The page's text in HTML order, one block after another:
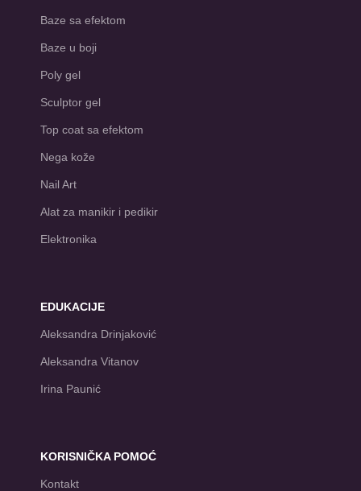
Baze sa efektom
Baze u boji
Poly gel
Sculptor gel
Top coat sa efektom
Nega kože
Nail Art
Alat za manikir i pedikir
Elektronika
EDUKACIJE
Aleksandra Drinjaković
Aleksandra Vitanov
Irina Paunić
KORISNIČKA POMOĆ
Kontakt